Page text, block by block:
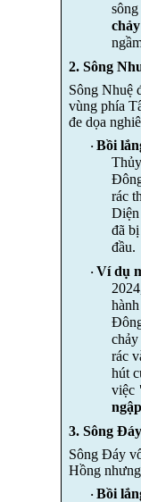
2. Sông
Sông Nhuệ
vùng phía
đe dọa
· Bồi
rác
Diện
đã
đầu.
· Ví dụ
rác
hút
việc
3. Sông
Sông Đáy
Hồng
· Bồi